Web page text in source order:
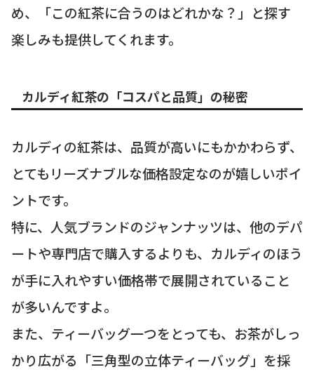
め、「この紅茶に合うのはどれかな？」と探す
楽しみも提供してくれます。
カルディ紅茶の「コスパと品質」の秘密
カルディの紅茶は、品質が高いにもかかわらず、
とてもリーズナブルな価格設定なのが嬉しいポイ
ントです。
特に、人気ブランドのジャンナッツは、他のデパ
ートや専門店で購入するよりも、カルディのほう
が手に入れやすい価格帯で展開されていること
が多いんですよ。
また、ティーバッグ一つをとっても、お茶がしっ
かり広がる「三角型の立体ティーバッグ」を採